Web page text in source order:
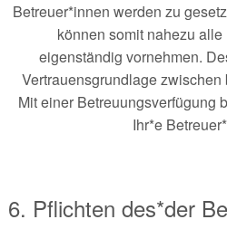
Betreuer*innen werden zu
können somit nahezu
eigenständig vornehmen.
Vertrauensgrundlage
Mit einer Betreuungsverfügung
Ihr*e
6. Pflichten des*der